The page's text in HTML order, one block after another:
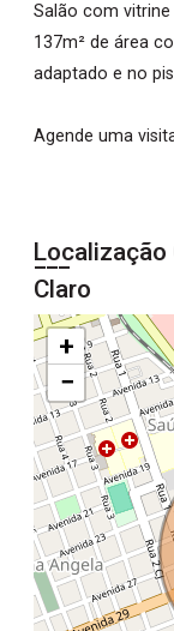
Salão com
137m² de área
adaptado e no
Agende uma
Localização
Claro
+
−